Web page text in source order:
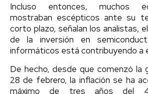
Incluso entonces, muchos
mostraban escépticos ante su
corto plazo, señalan los analistas,
de la inversión en
informáticos está contribuyendo a
De hecho, desde que comenzó la
28 de febrero, la inflación se ha
máximo de tres años del